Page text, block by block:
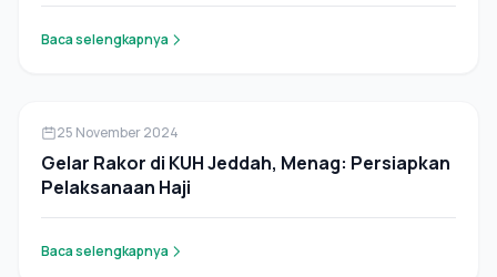
Baca selengkapnya
Pers Rilis
25 November 2024
Gelar Rakor di KUH Jeddah, Menag: Persiapkan
Pelaksanaan Haji
Baca selengkapnya